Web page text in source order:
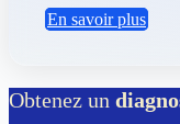
En savoir plus
Obtenez un